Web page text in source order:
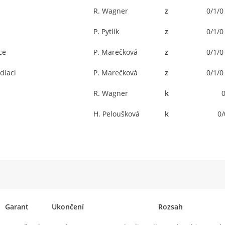
R. Wagner z 0/1/
P. Pytlík z 0/1/
P. Marečková z 0/1/
P. Marečková z 0/1/
R. Wagner k
H. Peloušková k
Garant Ukončení Rozsah